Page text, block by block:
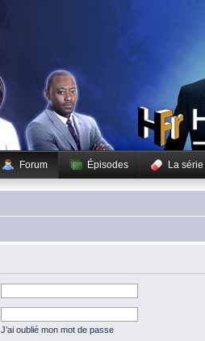
Forum Épisodes La série
J’ai oublié mon mot de passe